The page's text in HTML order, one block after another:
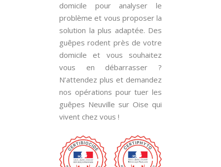
domicile pour analyser le
problème et vous proposer la
solution la plus adaptée. Des
guêpes rodent près de votre
domicile et vous souhaitez
vous en débarrasser ?
N’attendez plus et demandez
nos opérations pour tuer les
guêpes Neuville sur Oise qui
vivent chez vous !